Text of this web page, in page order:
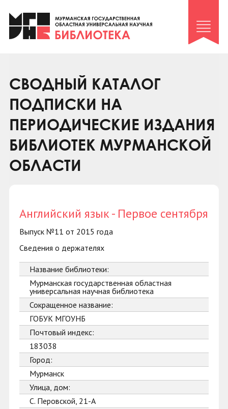
Клуб «Гиря и сельдерей»
Клуб «Семейный архив»
Коллегам
Контакты
СВОДНЫЙ КАТАЛОГ
ПОДПИСКИ НА
ПЕРИОДИЧЕСКИЕ ИЗДАНИЯ
БИБЛИОТЕК МУРМАНСКОЙ
ОБЛАСТИ
Английский язык - Первое сентября
Выпуск №11 от 2015 года
Сведения о держателях
Название библиотеки:
Мурманская государственная областная
универсальная научная библиотека
Сокращенное название:
ГОБУК МГОУНБ
Почтовый индекс:
183038
Город:
Мурманск
Улица, дом:
С. Перовской, 21-А